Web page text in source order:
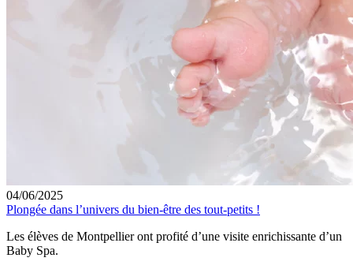
04/06/2025
Plongée dans l’univers du bien-être des tout-petits !
Les élèves de Montpellier ont profité d’une visite enrichissante d’un
Baby Spa.